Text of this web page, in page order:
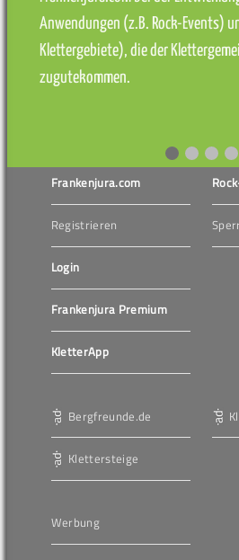
Anwendungen (z.B. Rock-Events)
Klettergebiete), die der
zugutekommen.
Frankenjura.com
Registrieren
Login
Frankenjura Premium
KletterApp
Bergfreunde.de
Klettersteige
Werbung